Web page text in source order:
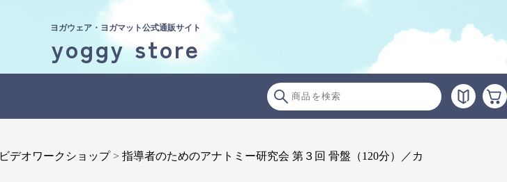
ヨガウェア・ヨガマット公式通販サイト
yoggy store
ビデオワークショップ>指導者のためのアナトミー研究会 第３回 骨盤（120分）／カ